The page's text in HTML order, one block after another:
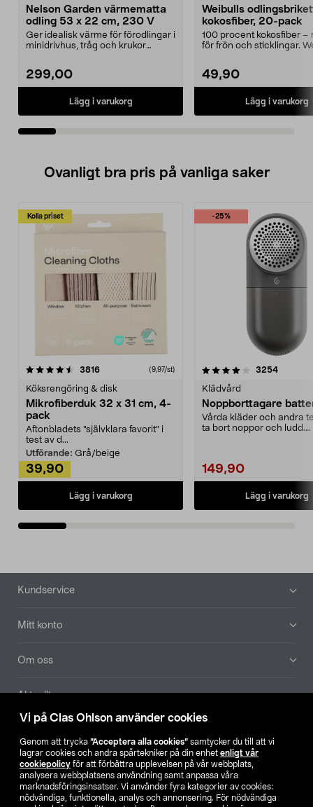
Vi på Clas Ohlson använder cookies
Genom att trycka ”Acceptera alla cookies” samtycker du till att vi
lagrar cookies och andra spårtekniker på din enhet enligt vår
cookiepolicy för att förbättra upplevelsen på vår webbplats,
analysera webbplatsens användning samt anpassa våra
marknadsföringsinsatser. Vi använder fyra kategorier av cookies:
nödvändiga, funktionella, analys och annonsering. För nödvändiga
Nelson Garden värmematta
odling 53 x 22 cm, 230 V
Ger idealisk värme för förodlingar i
minidrivhus, tråg och krukor
299,00
Lägg i varukorg
Weibulls
kokosfiber, 20-pack
100 procent kokosfiber –
för frön och sticklingar.
49,90
Lägg i varukorg
Ovanligt bra pris på vanliga saker
Kolla priset
3816recensioner (9,97/st)
Köksrengöring & disk
Mikrofiberduk 32 x 31 cm, 4-
pack
Aftonbladets "självklara favorit” i
test av d...
Utförande: Grå/beige
39,90
Lägg i varukorg
-25%
4.0av 5 stjärnor 3254
Klädvård
Noppborttagare
Vårda kläder och andra
ta bort noppor och ludd.
149,90
Lägg i varukorg
4.5av 5 stjärnor
Sidfot
Kundservice
Mitt konto
Om oss
Aktuellt
Hitta butik
SE NO FI